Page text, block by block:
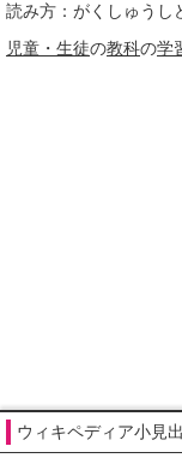
読み方：がくしゅうし
児童・生徒の教科の学
ウィキペディア小見